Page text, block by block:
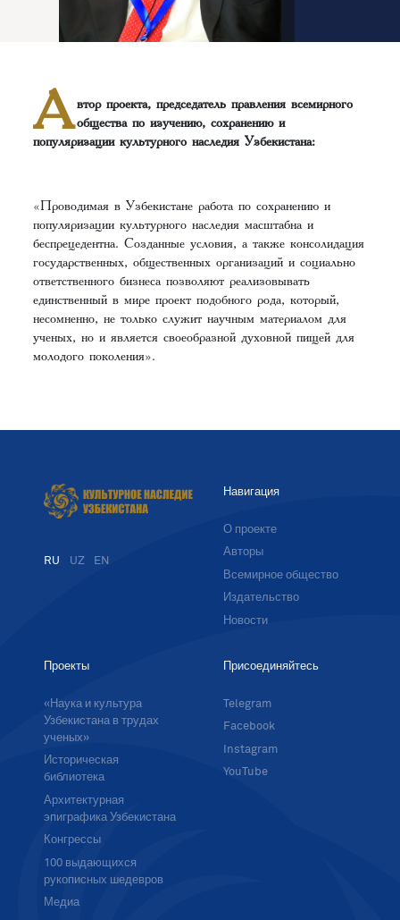
А втор проекта, председатель правления всемирного
общества по изучению, сохранению и
популяризации культурного наследия Узбекистана:
«Проводимая в Узбекистане работа по сохранению и
популяризации культурного наследия масштабна и
беспрецедентна. Созданные условия, а также консолидация
государственных, общественных организаций и социально
ответственного бизнеса позволяют реализовывать
единственный в мире проект подобного рода, который,
несомненно, не только служит научным материалом для
ученых, но и является своеобразной духовной пищей для
молодого поколения».
RU UZ EN
Навигация
О проекте
Авторы
Всемирное общество
Издательство
Новости
Проекты
«Наука и культура
Узбекистана в трудах
ученых»
Историческая
библиотека
Архитектурная
эпиграфика Узбекистана
Конгрессы
100 выдающихся
рукописных шедевров
Медиа
Присоединяйтесь
Telegram
Facebook
Instagram
YouTube